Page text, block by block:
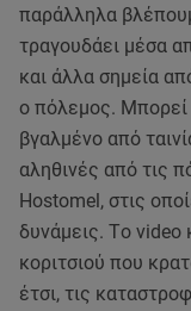
παράλληλα
τραγουδάει μέσα
και άλλα σημεία
ο πόλεμος. Μπορεί
βγαλμένο από
αληθινές από τις
Hostomel, στις
δυνάμεις. Tο video
κοριτσιού που
έτσι, τις